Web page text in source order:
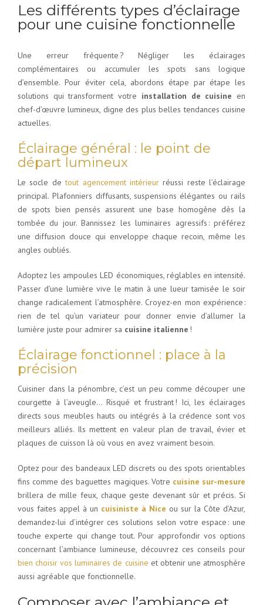
Les différents types d’éclairage
pour une cuisine fonctionnelle
Une erreur fréquente ? Négliger les éclairages
complémentaires ou accumuler les spots sans logique
d’ensemble. Pour éviter cela, abordons étape par étape les
solutions qui transforment votre installation de cuisine en
chef-d’œuvre lumineux, digne des plus belles tendances cuisine
actuelles.
Éclairage général : le point de
départ lumineux
Le socle detout agencement intérieurréussi reste l’éclairage
principal. Plafonniers diffusants, suspensions élégantes ou rails
de spots bien pensés assurent une base homogène dès la
tombée du jour. Bannissez les luminaires agressifs : préférez
une diffusion douce qui enveloppe chaque recoin, même les
angles oubliés.
Adoptez les ampoules LED économiques, réglables en intensité.
Passer d’une lumière vive le matin à une lueur tamisée le soir
change radicalement l’atmosphère. Croyez-en mon expérience :
rien de tel qu’un variateur pour donner envie d’allumer la
lumière juste pour admirer sa cuisine italienne !
Éclairage fonctionnel : place à la
précision
Cuisiner dans la pénombre, c’est un peu comme découper une
courgette à l’aveugle… Risqué et frustrant ! Ici, les éclairages
directs sous meubles hauts ou intégrés à la crédence sont vos
meilleurs alliés. Ils mettent en valeur plan de travail, évier et
plaques de cuisson là où vous en avez vraiment besoin.
Optez pour des bandeaux LED discrets ou des spots orientables
fins comme des baguettes magiques. Votre cuisine sur-mesure
brillera de mille feux, chaque geste devenant sûr et précis. Si
vous faites appel à un cuisiniste à Nice ou sur la Côte d’Azur,
demandez-lui d’intégrer ces solutions selon votre espace : une
touche experte qui change tout. Pour approfondir vos options
concernant l’ambiance lumineuse, découvrez ces conseils pour
bien choisir vos luminaires de cuisine et obtenir une atmosphère
aussi agréable que fonctionnelle.